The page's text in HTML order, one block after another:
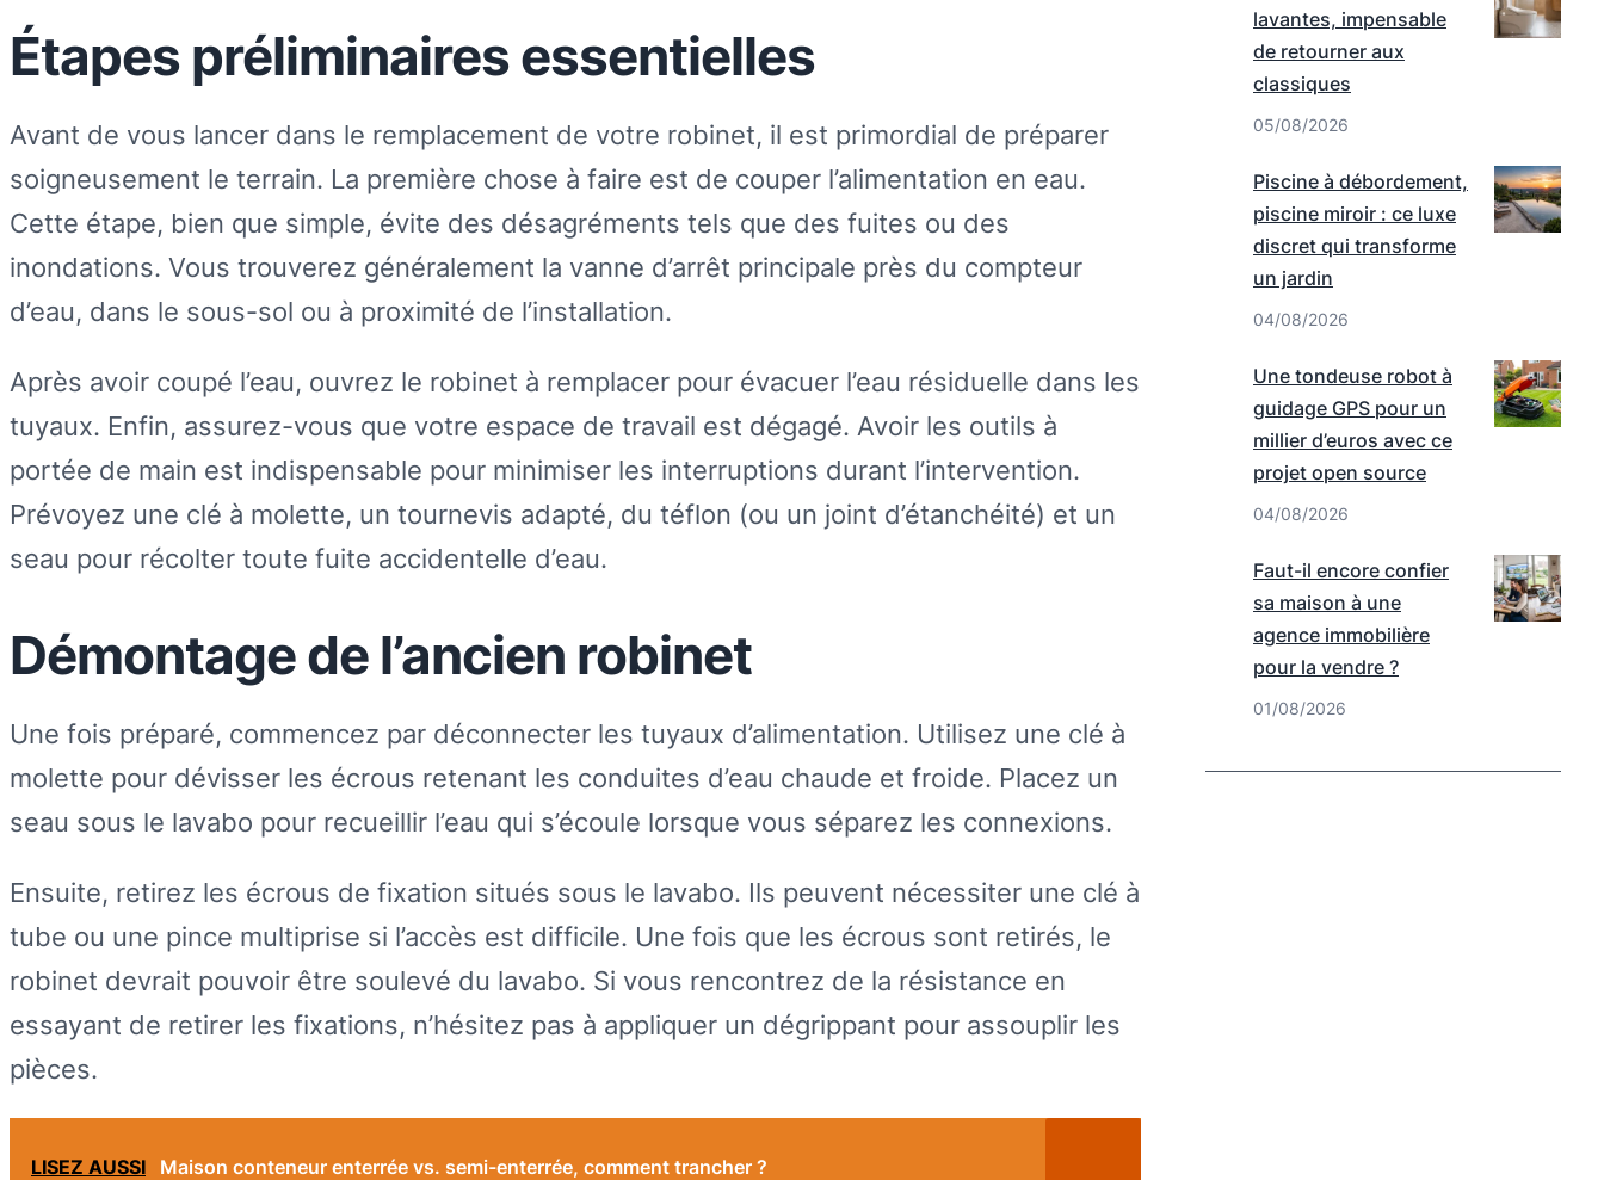
Étapes préliminaires essentielles
Avant de vous lancer dans le remplacement de votre robinet, il est primordial de préparer
soigneusement le terrain. La première chose à faire est de couper l’alimentation en eau.
Cette étape, bien que simple, évite des désagréments tels que des fuites ou des
inondations. Vous trouverez généralement la vanne d’arrêt principale près du compteur
d’eau, dans le sous-sol ou à proximité de l’installation.
Après avoir coupé l’eau, ouvrez le robinet à remplacer pour évacuer l’eau résiduelle dans les
tuyaux. Enfin, assurez-vous que votre espace de travail est dégagé. Avoir les outils à
portée de main est indispensable pour minimiser les interruptions durant l’intervention.
Prévoyez une clé à molette, un tournevis adapté, du téflon (ou un joint d’étanchéité) et un
seau pour récolter toute fuite accidentelle d’eau.
Démontage de l’ancien robinet
Une fois préparé, commencez par déconnecter les tuyaux d’alimentation. Utilisez une clé à
molette pour dévisser les écrous retenant les conduites d’eau chaude et froide. Placez un
seau sous le lavabo pour recueillir l’eau qui s’écoule lorsque vous séparez les connexions.
Ensuite, retirez les écrous de fixation situés sous le lavabo. Ils peuvent nécessiter une clé à
tube ou une pince multiprise si l’accès est difficile. Une fois que les écrous sont retirés, le
robinet devrait pouvoir être soulevé du lavabo. Si vous rencontrez de la résistance en
essayant de retirer les fixations, n’hésitez pas à appliquer un dégrippant pour assouplir les
pièces.
LISEZ AUSSI Maison conteneur enterrée vs. semi-enterrée, comment trancher ?
lavantes, impensable
de retourner aux
classiques
05/08/2026
Piscine à débordement,
piscine miroir : ce luxe
discret qui transforme
un jardin
04/08/2026
Une tondeuse robot à
guidage GPS pour un
millier d’euros avec ce
projet open source
04/08/2026
Faut-il encore confier
sa maison à une
agence immobilière
pour la vendre ?
01/08/2026